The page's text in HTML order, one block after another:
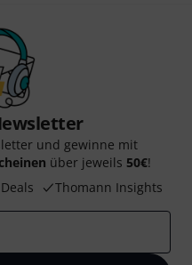
und gewinne mit
über jeweils 50€!
Deals Thomann Insights